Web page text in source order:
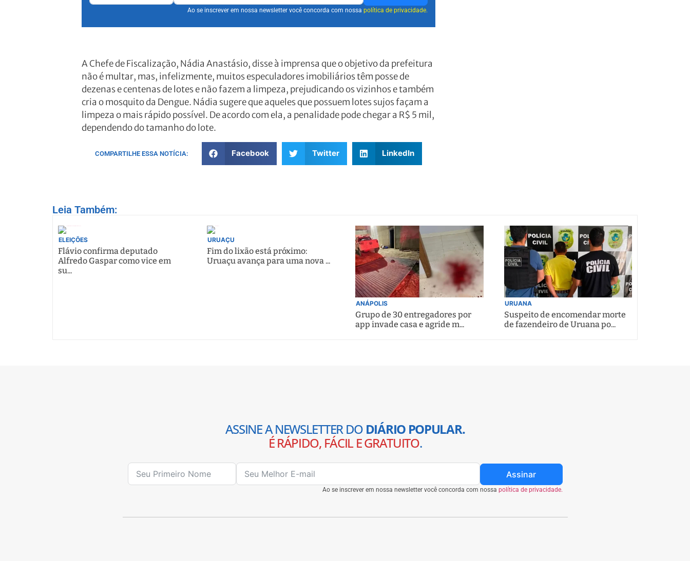
Ao se inscrever em nossa newsletter você concorda com nossa política de privacidade.
A Chefe de Fiscalização, Nádia Anastásio, disse à imprensa que o objetivo da prefeitura
não é multar, mas, infelizmente, muitos especuladores imobiliários têm posse de
dezenas e centenas de lotes e não fazem a limpeza, prejudicando os vizinhos e também
cria o mosquito da Dengue. Nádia sugere que aqueles que possuem lotes sujos façam a
limpeza o mais rápido possível. De acordo com ela, a penalidade pode chegar a R$ 5 mil,
dependendo do tamanho do lote.
COMPARTILHE ESSA NOTÍCIA: Facebook Twitter LinkedIn
Leia Também:
ELEIÇÕES
Flávio confirma deputado
Alfredo Gaspar como vice em
su...
URUAÇU
Fim do lixão está próximo:
Uruaçu avança para uma nova ...
ANÁPOLIS
Grupo de 30 entregadores por
app invade casa e agride m...
URUANA
Suspeito de encomendar morte
de fazendeiro de Uruana po...
ASSINE A NEWSLETTER DO DIÁRIO POPULAR.
É RÁPIDO, FÁCIL E GRATUITO.
Assinar
Ao se inscrever em nossa newsletter você concorda com nossa política de privacidade.